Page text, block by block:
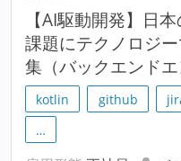
【AI駆動開発】日
課題にテクノロジ
集（バックエンドエ
kotlin github
…